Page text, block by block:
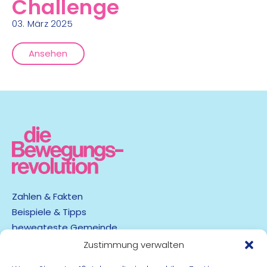
Zustimmung verwalten
Challenge
03. März 2025
Ansehen
Zahlen & Fakten
Beispiele & Tipps
bewegteste Gemeinde